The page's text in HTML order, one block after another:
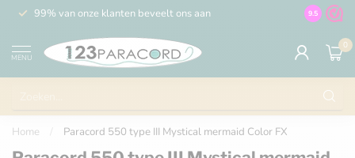
99% van onze klanten beveelt ons aan 100% de
9.5
MENU
0
Home Paracord 550 type III Mystical mermaid Color FX